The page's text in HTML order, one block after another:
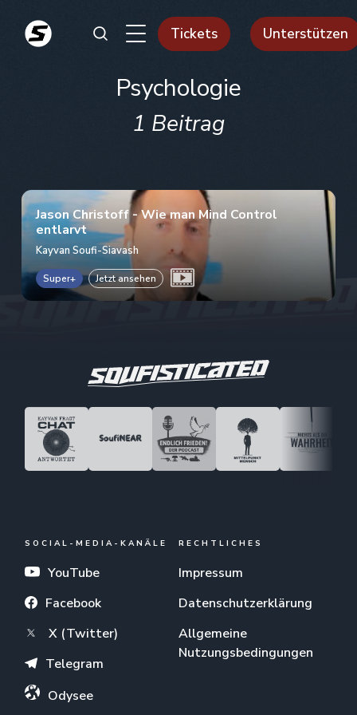
Tickets Unterstützen
Psychologie
1 Beitrag
Jason Christoff - Wie man Mind Control
entlarvt
Kayvan Soufi-Siavash
Super+ Jetzt ansehen
SOCIAL-MEDIA-KANÄLE
YouTube
Facebook
X (Twitter)
Telegram
Odysee
RECHTLICHES
Impressum
Datenschutzerklärung
Allgemeine
Nutzungsbedingungen